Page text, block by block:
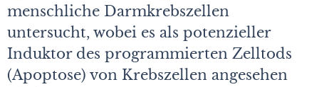
menschliche Darmkrebszellen
untersucht, wobei es als potenzieller
Induktor des programmierten Zelltods
(Apoptose) von Krebszellen angesehen